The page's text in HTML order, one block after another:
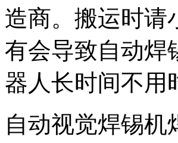
造商。搬运时请
有会导致自动焊
器人长时间不用
自动视觉焊锡机